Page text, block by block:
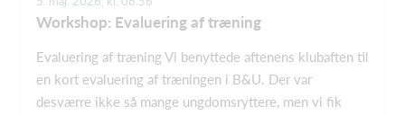
Workshop: Evaluering af træning
Evaluering af træning Vi benyttede aftenens klubaften til
en kort evaluering af træningen i B&U. Der var
desværre ikke så mange ungdomsryttere, men vi fik